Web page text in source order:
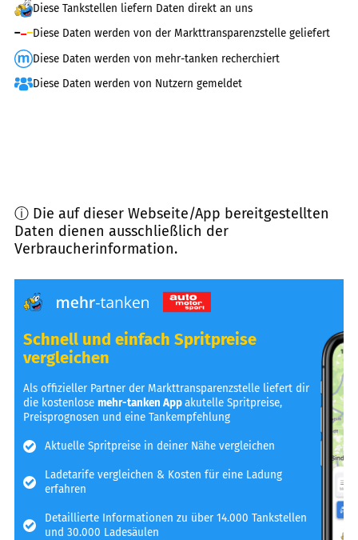
Diese Tankstellen liefern Daten direkt an uns
Diese Daten werden von der Markttransparenzstelle geliefert
Diese Daten werden von mehr-tanken recherchiert
Diese Daten werden von Nutzern gemeldet
ⓘ Die auf dieser Webseite/App bereitgestellten
Daten dienen ausschließlich der
Verbraucherinformation.
Schnell und einfach Spritpreise
vergleichen
Als offizieller Partner der Markttransparenzstelle liefert dir
die kostenlosemehr-tanken Appakutelle Spritpreise,
Preisprognosen und eine Tankempfehlung
Aktuelle Spritpreise in deiner Nähe vergleichen
Ladetarife vergleichen & Kosten für eine Ladung
erfahren
Detaillierte Informationen zu über 14.000 Tankstellen
und 30.000 Ladesäulen